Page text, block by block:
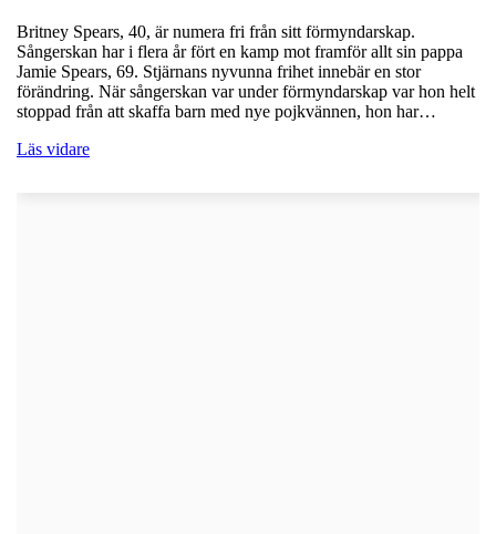
Britney Spears, 40, är numera fri från sitt förmyndarskap.
Sångerskan har i flera år fört en kamp mot framför allt sin pappa
Jamie Spears, 69. Stjärnans nyvunna frihet innebär en stor
förändring. När sångerskan var under förmyndarskap var hon helt
stoppad från att skaffa barn med nye pojkvännen, hon har…
Läs vidare